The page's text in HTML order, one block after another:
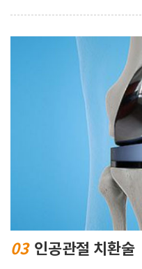
03 인공관절 치환술